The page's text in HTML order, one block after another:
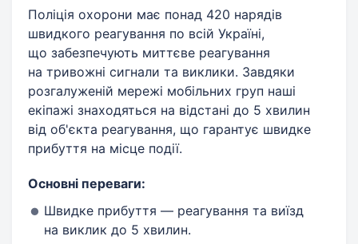
Поліція охорони має понад 420 нарядів
швидкого реагування по всій Україні,
що забезпечують миттєве реагування
на тривожні сигнали та виклики. Завдяки
розгалуженій мережі мобільних груп наші
екіпажі знаходяться на відстані до 5 хвилин
від об'єкта реагування, що гарантує швидке
прибуття на місце події.
Основні переваги:
Швидке прибуття — реагування та виїзд
на виклик до 5 хвилин.